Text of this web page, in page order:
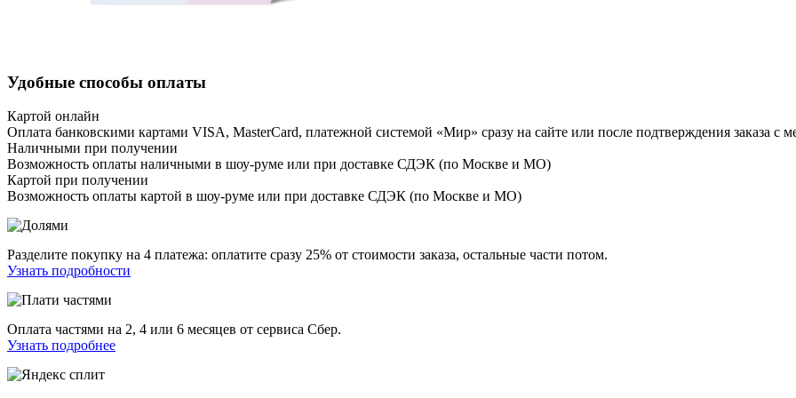
Удобные способы оплаты
Картой онлайн
Оплата банковскими картами VISA, MasterCard, платежной системой «Мир» сразу на сайте или после подтверждения заказа с
Наличными при получении
Возможность оплаты наличными в шоу-руме или при доставке СДЭК (по Москве и МО)
Картой при получении
Возможность оплаты картой в шоу-руме или при доставке СДЭК (по Москве и МО)
Разделите покупку на 4 платежа: оплатите сразу 25% от стоимости заказа, остальные части потом.
Узнать подробности
Оплата частями на 2, 4 или 6 месяцев от сервиса Сбер.
Узнать подробнее